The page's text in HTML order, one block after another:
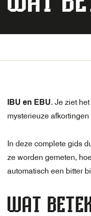
IBU en EBU. Je ziet
mysterieuze
In deze complete gids
ze worden gemeten,
automatisch een bitter
WAT